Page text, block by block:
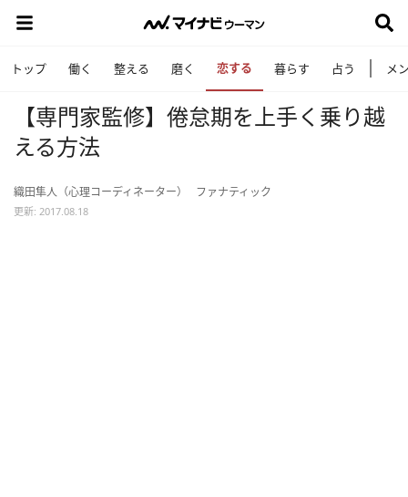
トップ 働く 整える 磨く 恋する 暮らす 占う メ
【専門家監修】倦怠期を上手く乗り越
える方法
織田隼人（心理コーディネーター） ファナティック
更新: 2017.08.18